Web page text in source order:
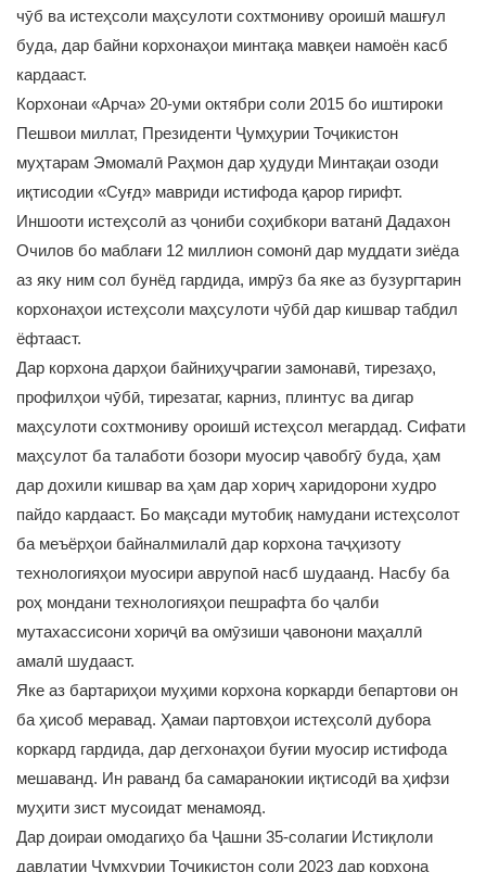
чӯб ва истеҳсоли маҳсулоти сохтмониву ороишӣ машғул
буда, дар байни корхонаҳои минтақа мавқеи намоён касб
кардааст.
Корхонаи «Арча» 20-уми октябри соли 2015 бо иштироки
Пешвои миллат, Президенти Ҷумҳурии Тоҷикистон
муҳтарам Эмомалӣ Раҳмон дар ҳудуди Минтақаи озоди
иқтисодии «Суғд» мавриди истифода қарор гирифт.
Иншооти истеҳсолӣ аз ҷониби соҳибкори ватанӣ Дадахон
Очилов бо маблағи 12 миллион сомонӣ дар муддати зиёда
аз яку ним сол бунёд гардида, имрӯз ба яке аз бузургтарин
корхонаҳои истеҳсоли маҳсулоти чӯбӣ дар кишвар табдил
ёфтааст.
Дар корхона дарҳои байниҳуҷрагии замонавӣ, тирезаҳо,
профилҳои чӯбӣ, тирезатаг, карниз, плинтус ва дигар
маҳсулоти сохтмониву ороишӣ истеҳсол мегардад. Сифати
маҳсулот ба талаботи бозори муосир ҷавобгӯ буда, ҳам
дар дохили кишвар ва ҳам дар хориҷ харидорони худро
пайдо кардааст. Бо мақсади мутобиқ намудани истеҳсолот
ба меъёрҳои байналмилалӣ дар корхона таҷҳизоту
технологияҳои муосири аврупоӣ насб шудаанд. Насбу ба
роҳ мондани технологияҳои пешрафта бо ҷалби
мутахассисони хориҷӣ ва омӯзиши ҷавонони маҳаллӣ
амалӣ шудааст.
Яке аз бартариҳои муҳими корхона коркарди бепартови он
ба ҳисоб меравад. Ҳамаи партовҳои истеҳсолӣ дубора
коркард гардида, дар дегхонаҳои буғии муосир истифода
мешаванд. Ин раванд ба самаранокии иқтисодӣ ва ҳифзи
муҳити зист мусоидат менамояд.
Дар доираи омодагиҳо ба Ҷашни 35-солагии Истиқлоли
давлатии Ҷумҳурии Тоҷикистон соли 2023 дар корхона